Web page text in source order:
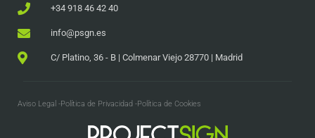
+34 918 46 42 40
info@psgn.es
C/ Platino, 36 - B | Colmenar Viejo 28770 | Madrid
Aviso Legal -Política de Privacidad -Política de Cookies